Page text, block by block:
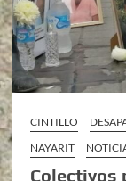
CINTILLO
NAYARIT
Colectivos